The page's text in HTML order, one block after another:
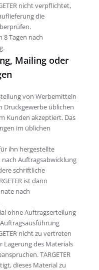
nicht verpflichtet,
die
8 Tagen nach
Mailing oder
von Werbemitteln
Druckgewerbe üblichen
Kunden akzeptiert. Das
im üblichen
ihn hergestellte
Auftragsabwicklung
schriftliche
ist dann
nach
ohne Auftragserteilung
nicht zu vertreten
Lagerung des Materials
TARGETER
dieses Material zu